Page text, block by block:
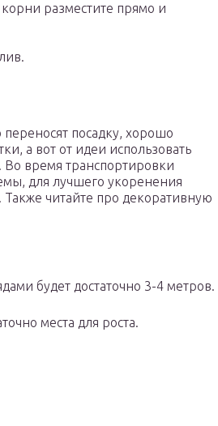
разместите прямо и
посадку, хорошо
а вот от идеи использовать
Во время транспортировки
для лучшего укоренения
читайте про декоративную
будет достаточно 3-4 метров.
места для роста.